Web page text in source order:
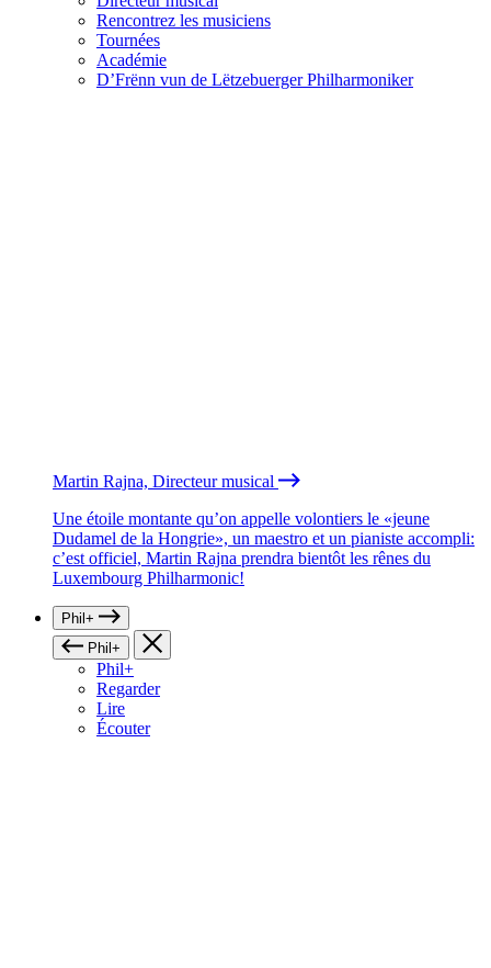
Rencontrez les musiciens
Tournées
Académie
D’Frënn vun de Lëtzebuerger Philharmoniker
Martin Rajna, Directeur musical
Une étoile montante qu’on appelle volontiers le «jeune
Dudamel de la Hongrie», un maestro et un pianiste accompli:
c’est officiel, Martin Rajna prendra bientôt les rênes du
Luxembourg Philharmonic!
Phil+
Phil+
Phil+
Regarder
Lire
Écouter